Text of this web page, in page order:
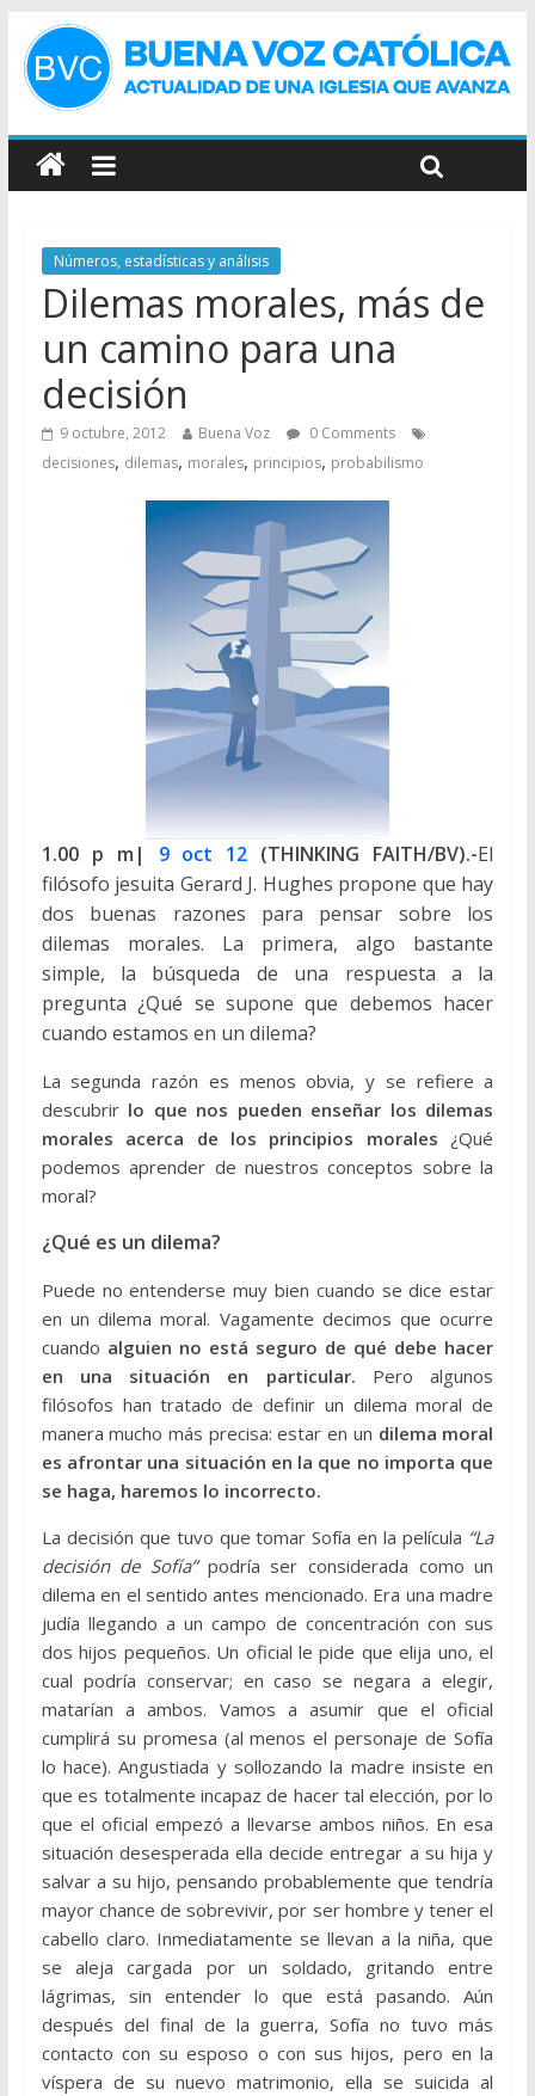
Números, estadísticas y análisis
Dilemas morales, más de
un camino para una
decisión
9 octubre, 2012 Buena Voz
0 Comments
decisiones, dilemas, morales, principios, probabilismo
1.00 p m| 9 oct 12 (THINKING FAITH/BV).-El
filósofo jesuita Gerard J. Hughes propone que hay
dos buenas razones para pensar sobre los
dilemas morales. La primera, algo bastante
simple, la búsqueda de una respuesta a la
pregunta ¿Qué se supone que debemos hacer
cuando estamos en un dilema?
La segunda razón es menos obvia, y se refiere a
descubrir lo que nos pueden enseñar los dilemas
morales acerca de los principios morales ¿Qué
podemos aprender de nuestros conceptos sobre la
moral?
¿Qué es un dilema?
Puede no entenderse muy bien cuando se dice estar
en un dilema moral. Vagamente decimos que ocurre
cuando alguien no está seguro de qué debe hacer
en una situación en particular. Pero algunos
filósofos han tratado de definir un dilema moral de
manera mucho más precisa: estar en un dilema moral
es afrontar una situación en la que no importa que
se haga, haremos lo incorrecto.
La decisión que tuvo que tomar Sofía en la película “La
decisión de Sofía”podría ser considerada como un
dilema en el sentido antes mencionado. Era una madre
judía llegando a un campo de concentración con sus
dos hijos pequeños. Un oficial le pide que elija uno, el
cual podría conservar; en caso se negara a elegir,
matarían a ambos. Vamos a asumir que el oficial
cumplirá su promesa (al menos el personaje de Sofía
lo hace). Angustiada y sollozando la madre insiste en
que es totalmente incapaz de hacer tal elección, por lo
que el oficial empezó a llevarse ambos niños. En esa
situación desesperada ella decide entregar a su hija y
salvar a su hijo, pensando probablemente que tendría
mayor chance de sobrevivir, por ser hombre y tener el
cabello claro. Inmediatamente se llevan a la niña, que
se aleja cargada por un soldado, gritando entre
lágrimas, sin entender lo que está pasando. Aún
después del final de la guerra, Sofía no tuvo más
contacto con su esposo o con sus hijos, pero en la
víspera de su nuevo matrimonio, ella se suicida al